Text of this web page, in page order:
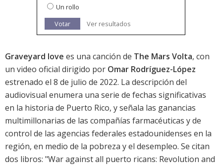
Un rollo
Votar
Ver resultados
Graveyard love es una canción de The Mars Volta, con
un video oficial dirigido por Omar Rodríguez-López
estrenado el 8 de julio de 2022. La descripción del
audiovisual enumera una serie de fechas significativas
en la historia de Puerto Rico, y señala las ganancias
multimillonarias de las compañías farmacéuticas y de
control de las agencias federales estadounidenses en la
región, en medio de la pobreza y el desempleo. Se citan
dos libros: "War against all puerto ricans: Revolution and